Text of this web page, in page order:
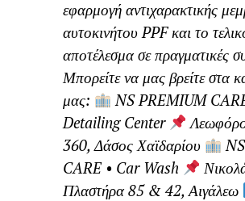
εφαρμογή αντιχαρακτικής
αυτοκινήτου PPF και το
αποτέλεσμα σε πραγματικές
Μπορείτε να μας βρείτε στα
μας:
NS PREMIUM
Detailing Center
360, Δάσος Χαϊδαρίου
CARE • Car Wash
Πλαστήρα 85 & 42, Αιγάλεω